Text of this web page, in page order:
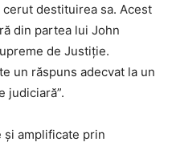
cerut destituirea sa. Acest
din partea lui John
de Justiţie.
un răspuns adecvat la un
judiciară”.
şi amplificate prin